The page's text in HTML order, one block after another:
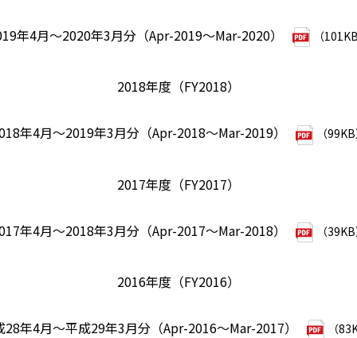
年4月～2020年3月分（Apr-2019～Mar-2020） （
2018年度（FY2018）
年4月～2019年3月分（Apr-2018～Mar-2019） （
2017年度（FY2017）
年4月～2018年3月分（Apr-2017～Mar-2018） （
2016年度（FY2016）
28年4月～平成29年3月分（Apr-2016～Mar-2017） （